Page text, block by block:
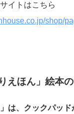
イトはこちら
shop/
えほん」絵本
は、クックパッ